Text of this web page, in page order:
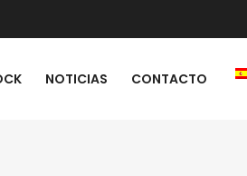
NOTICIAS CONTACTO